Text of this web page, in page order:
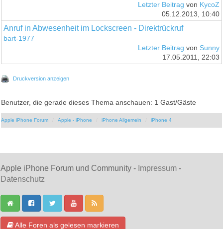
Letzter Beitrag von KycoZ
05.12.2013, 10:40
Anruf in Abwesenheit im Lockscreen - Direktrückruf
bart-1977
Letzter Beitrag von Sunny
17.05.2011, 22:03
Druckversion anzeigen
Benutzer, die gerade dieses Thema anschauen: 1 Gast/Gäste
Apple iPhone Forum Apple - iPhone iPhone Allgemein iPhone 4
Apple iPhone Forum und Community - Impressum -
Datenschutz
Alle Foren als gelesen markieren